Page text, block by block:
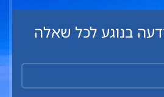
בנוגע לכל שאלה